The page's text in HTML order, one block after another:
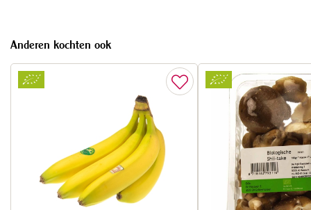
Anderen kochten ook